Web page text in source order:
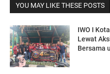
YOU MAY LIKE THESE POSTS
IWO I
Lewat
Bersama